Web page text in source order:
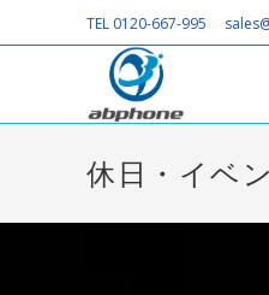
TEL 0120-667-995
休日・イベ